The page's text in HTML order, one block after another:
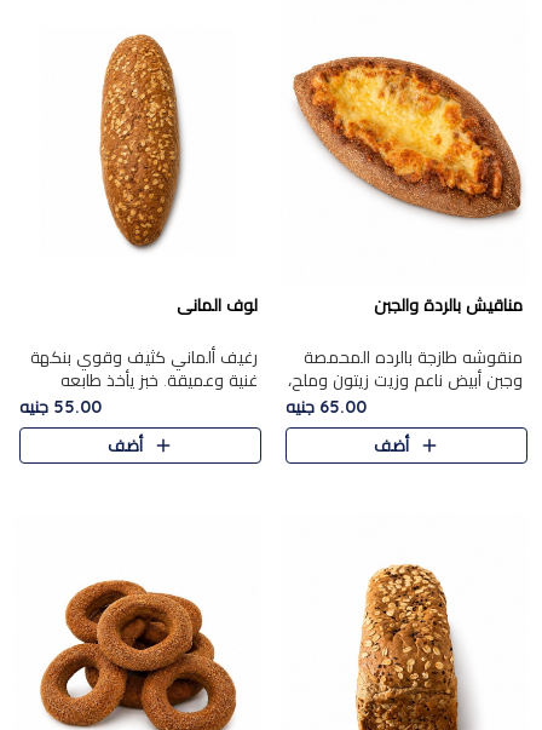
مناقيش بالردة والجبن
منقوشه طازجة بالرده المحمصة
وجبن أبيض ناعم وزيت زيتون وملح،
مباشرة من الفرن.الرده مع نعومة
الجبن فوق عجينة طازجة.
65.00 جنيه
أضف
لوف المانى
رغيف ألماني كثيف وقوي بنكهة
غنية وعميقة. خبز يأخذ طابعه
55.00 جنيه
أضف